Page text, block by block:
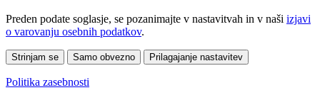
Preden podate soglasje, se pozanimajte v nastavitvah in v naši izjavi
o varovanju osebnih podatkov.
Strinjam se Samo obvezno Prilagajanje nastavitev
Politika zasebnosti